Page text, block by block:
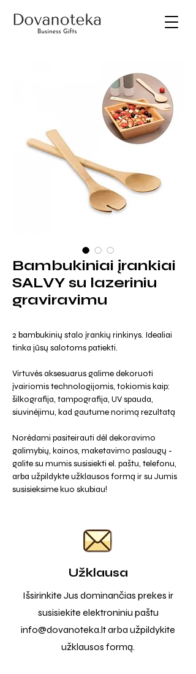
Bambukiniai įrankiai
SALVY su lazeriniu
graviravimu
2 bambukinių stalo įrankių rinkinys. Idealiai
tinka jūsų salotoms patiekti.
Virtuvės aksesuarus galime dekoruoti
įvairiomis technologijomis, tokiomis kaip:
šilkografija, tampografija, UV spauda,
siuvinėjimu, kad gautume norimą rezultatą
Norėdami pasiteirauti dėl dekoravimo
galimybių, kainos, maketavimo paslaugų -
galite su mumis susisiekti el. paštu, telefonu,
arba užpildykte užklausos formą ir su Jumis
susisieksime kuo skubiau!
Užklausa
Išsirinkite Jus dominančias prekes ir
susisiekite elektroniniu paštu
info@dovanoteka.ltarba užpildykite
užklausos formą.